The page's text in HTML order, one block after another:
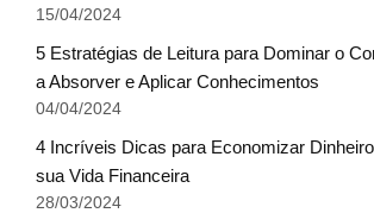
15/04/2024
5 Estratégias de Leitura para Dominar o
a Absorver e Aplicar Conhecimentos
04/04/2024
4 Incríveis Dicas para Economizar
sua Vida Financeira
28/03/2024